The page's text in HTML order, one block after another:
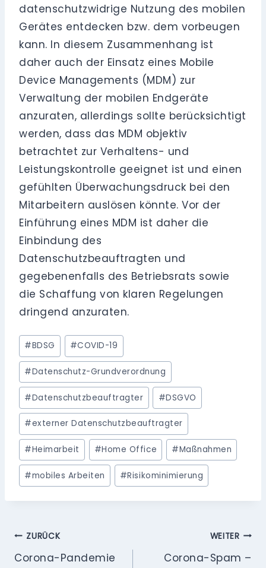
datenschutzwidrige Nutzung des mobilen
Gerätes entdecken bzw. dem vorbeugen
kann. In diesem Zusammenhang ist
daher auch der Einsatz eines Mobile
Device Managements (MDM) zur
Verwaltung der mobilen Endgeräte
anzuraten, allerdings sollte berücksichtigt
werden, dass das MDM objektiv
betrachtet zur Verhaltens- und
Leistungskontrolle geeignet ist und einen
gefühlten Überwachungsdruck bei den
Mitarbeitern auslösen könnte. Vor der
Einführung eines MDM ist daher die
Einbindung des
Datenschutzbeauftragten und
gegebenenfalls des Betriebsrats sowie
die Schaffung von klaren Regelungen
dringend anzuraten.
Schlagworte:
#BDSG #COVID-19
#Datenschutz-Grundverordnung
#Datenschutzbeauftragter #DSGVO
#externer Datenschutzbeauftragter
#Heimarbeit #Home Office #Maßnahmen
#mobiles Arbeiten #Risikominimierung
Beitragsnavigation
ZURÜCK
Corona-Pandemie
WEITER
Corona-Spam –